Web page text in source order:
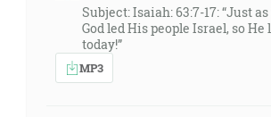
Subject: Isaiah: 63:7-17: “Just as
God led His people Israel, so He
today!”
MP3